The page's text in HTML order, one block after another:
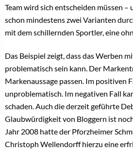
Team wird sich entscheiden müssen –
schon mindestens zwei Varianten
mit dem schillernden Sportler, eine
Das Beispiel zeigt, dass das Werben
problematisch sein kann. Der
Markenaussage passen. Im positiven
unproblematisch. Im negativen Fall
schaden. Auch die derzeit geführte
Glaubwürdigkeit von Bloggern ist
Jahr 2008 hatte der Pforzheimer
Christoph Wellendorff hierzu eine